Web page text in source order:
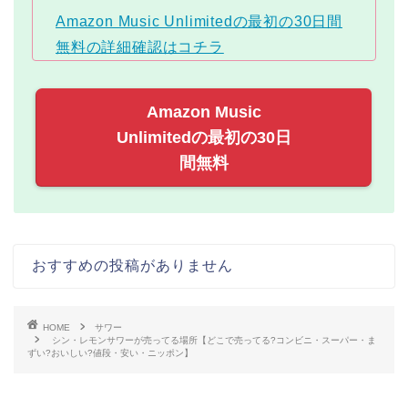
Amazon Music Unlimitedの最初の30日間
無料の詳細確認はコチラ
Amazon Music
Unlimitedの最初の30日
間無料
おすすめの投稿がありません
HOME
サワー
シン・レモンサワーが売ってる場所【どこで売ってる?コンビニ・スーパー・ま
ずい?おいしい?値段・安い・ニッポン】